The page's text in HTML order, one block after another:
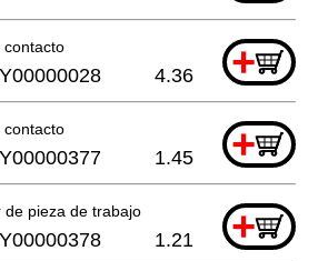
contacto +
4.36
contacto +
1.45
de pieza de trabajo +
1.21